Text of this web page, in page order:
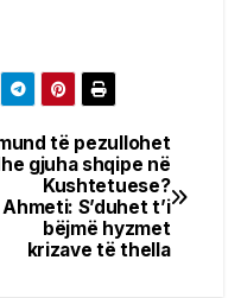
të pezullohet
gjuha shqipe në
Kushtetuese?
Ahmeti: S’duhet t’i
bëjmë hyzmet
krizave të thella